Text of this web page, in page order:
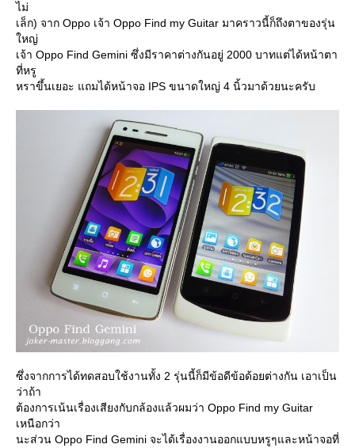
ไม่
เล็ก) จาก Oppo เจ้า Oppo Find my Guitar มาคราวนี้ก็ถึงตาของรุ่น
หญ่
เจ้า Oppo Find Gemini ซึ่งมีราคาต่างกันอยู่ 2000 บาทแต่ได้หน้าตา
ที่หรู
หราขึ้นเยอะ แถมได้หน้าจอ IPS ขนาดใหญ่ 4 นิ้วมาด้วยนะครับ
ซึ่งจากการได้ทดสอบใช้งานทั้ง 2 รุ่นนี้ก็มีข้อดีข้อด้อยต่างกัน เอาเป็น
ว่าถ้า
ต้องการเน้นเรื่องเสียงกับกล้องแล้วผมว่า Oppo Find my Guitar
เหนือกว่า
นะส่วน Oppo Find Gemini จะได้เรื่องงานออกแบบหรูๆและหน้าจอที่